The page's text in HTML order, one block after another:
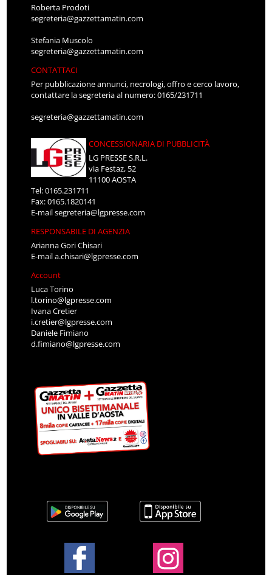
Roberta Prodoti
segreteria@gazzettamatin.com
Stefania Muscolo
segreteria@gazzettamatin.com
CONTATTACI
Per pubblicazione annunci, necrologi, offro e cerco lavoro,
contattare la segreteria al numero: 0165/231711
segreteria@gazzettamatin.com
CONCESSIONARIA DI PUBBLICITÀ
LG PRESSE S.R.L.
via Festaz, 52
11100 AOSTA
Tel: 0165.231711
Fax: 0165.1820141
E-mailsegreteria@lgpresse.com
RESPONSABILE DI AGENZIA
Arianna Gori Chisari
E-maila.chisari@lgpresse.com
Account
Luca Torino
l.torino@lgpresse.com
Ivana Cretier
i.cretier@lgpresse.com
Daniele Fimiano
d.fimiano@lgpresse.com